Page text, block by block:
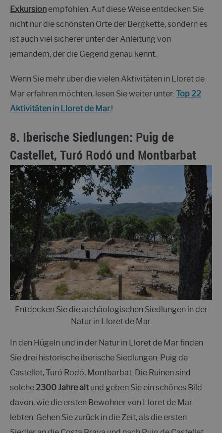
Exkursionempfohlen. Auf diese Weise entdecken Sie
nicht nur die schönsten Orte der Bergkette, sondern es
ist auch viel sicherer unter der Anleitung von
jemandem, der die Gegend genau kennt.
Wenn Sie mehr über die vielen Aktivitäten in Lloret de
Mar erfahren möchten, lesen Sie weiter unter:Top 22
Aktivitäten in Lloret de Mar.!
8. Iberische Siedlungen: Puig de
Castellet, Turó Rodó und Montbarbat
Entdecken Sie die archäologischen Siedlungen in der
Natur in Lloret de Mar.
In den Hügeln und in der Natur in Lloret de Mar finden
Sie drei historische iberische Siedlungen: Puig de
Castellet, Turó Rodó, Montbarbat. Die Ruinen sind
solche 2300 Jahre altund geben Sie ein schönes Bild
davon, wie die ersten Bewohner von Lloret de Mar
lebten. Gehen Sie zurück in die Zeit, als die ersten